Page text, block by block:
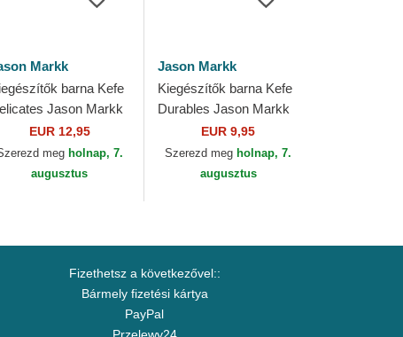
Markk
barna Kefe
Jason Markk
EUR 12,95
meg holnap, 7.
augusztus
Jason Markk
Kiegészítők barna Kefe
Durables Jason Markk
EUR 9,95
Szerezd meg holnap, 7.
augusztus
Fizethetsz a következővel::
Bármely fizetési kártya
PayPal